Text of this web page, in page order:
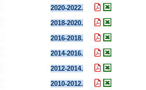
2020-2022.
2018-2020.
2016-2018.
2014-2016.
2012-2014.
2010-2012.